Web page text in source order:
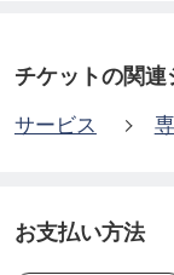
チケットの関連
サービス
お支払い方法